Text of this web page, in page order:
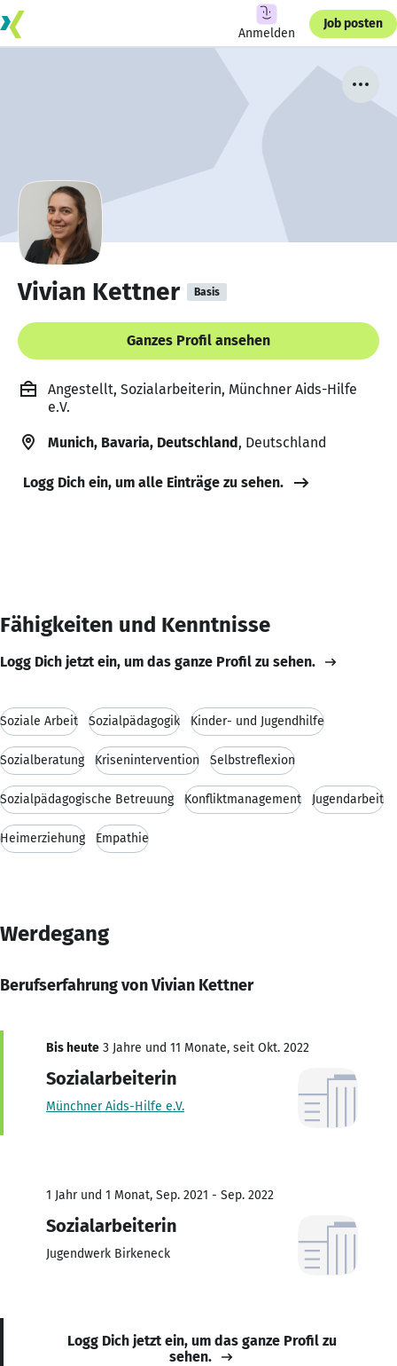
Anmelden
Job posten
Vivian Kettner Basis
Ganzes Profil ansehen
Angestellt, Sozialarbeiterin, Münchner Aids-Hilfe
e.V.
Munich, Bavaria, Deutschland, Deutschland
Logg Dich ein, um alle Einträge zu sehen.
Fähigkeiten und Kenntnisse
Logg Dich jetzt ein, um das ganze Profil zu sehen.
Soziale Arbeit Sozialpädagogik Kinder- und Jugendhilfe
Sozialberatung Krisenintervention Selbstreflexion
Sozialpädagogische Betreuung Konfliktmanagement Jugendarbeit
Heimerziehung Empathie
Werdegang
Berufserfahrung von Vivian Kettner
Bis heute 3 Jahre und 11 Monate, seit Okt. 2022
Sozialarbeiterin
Münchner Aids-Hilfe e.V.
1 Jahr und 1 Monat, Sep. 2021 - Sep. 2022
Sozialarbeiterin
Jugendwerk Birkeneck
Logg Dich jetzt ein, um das ganze Profil zu
sehen.